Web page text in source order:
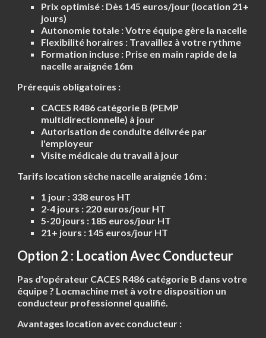
Prix optimisé : Dès 145 euros/jour (location 21+
jours)
Autonomie totale :Votre équipe gère la nacelle
Flexibilité horaires : Travaillez à votre rythme
Formation incluse : Prise en main rapide de la
nacelle araignée 16m
Prérequis obligatoires :
CACES R486 catégorie B (PEMP
multidirectionnelle) à jour
Autorisation de conduite délivrée par
l'employeur
Visite médicale du travail à jour
Tarifs location sèche nacelle araignée 16m :
1 jour : 338 euros HT
2-4 jours : 220 euros/jour HT
5-20 jours : 185 euros/jour HT
21+ jours : 145 euros/jour HT
Option 2 : Location Avec Conducteur
Pas d'opérateur CACES R486 catégorie B dans votre
équipe ? Locmachine met à votre disposition un
conducteur professionnel qualifié.
Avantages location avec conducteur :